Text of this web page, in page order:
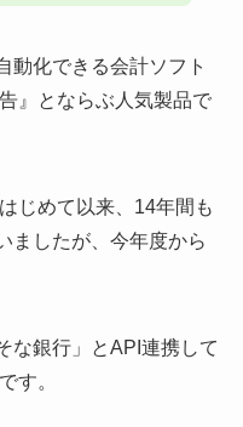
動化できる会計ソフト
』とならぶ人気製品で
じめて以来、14年間も
ましたが、今年度から
な銀行」とAPI連携して
す。